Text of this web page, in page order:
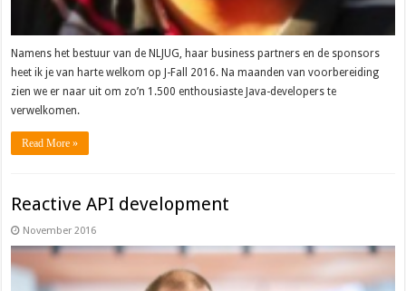
Namens het bestuur van de NLJUG, haar business partners en de sponsors
heet ik je van harte welkom op J-Fall 2016. Na maanden van voorbereiding
zien we er naar uit om zo’n 1.500 enthousiaste Java-developers te
verwelkomen.
Read More »
Reactive API development
November 2016